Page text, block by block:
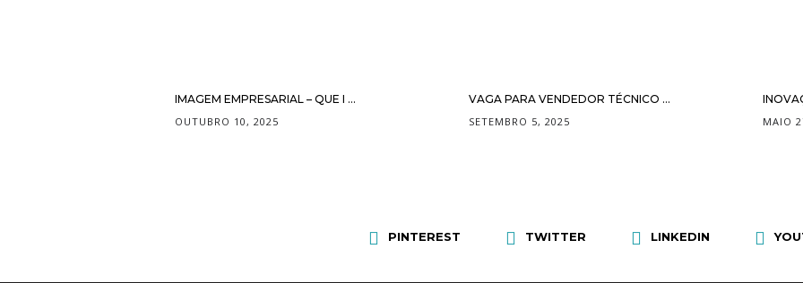
IMAGEM EMPRESARIAL – QUE I ...
OUTUBRO 10, 2025
VAGA PARA VENDEDOR TÉCNICO ...
SETEMBRO 5, 2025
MAIO
PINTEREST TWITTER LINKEDIN